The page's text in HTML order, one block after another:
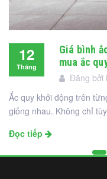
12
Tháng
Giá bình
mua ắc
Đăng bởi
Ắc quy khởi động trên
giống nhau. Không chỉ
Đọc tiếp